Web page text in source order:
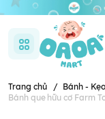
Trang chủ / Bánh -
Bánh que hữu cơ Farm